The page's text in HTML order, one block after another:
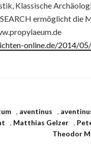
Klassische
er­mög­licht die
online.de/2014/
, aventinus ,
, Matthias Gelzer ,
Theodor